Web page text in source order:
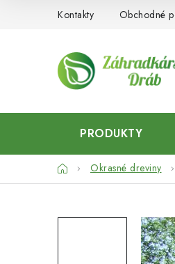
Kontakty Obchodné
PRODUKTY
DomovOkrasné dreviny